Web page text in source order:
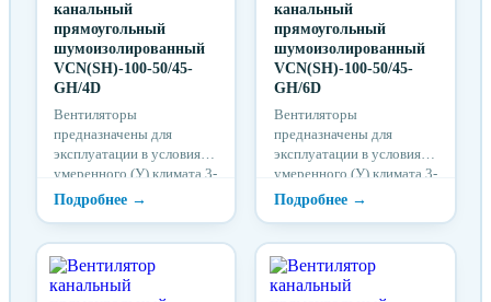
канальный
прямоугольный
шумоизолированный
VCN(SH)-100-50/45-
GH/4D
Вентиляторы
предназначены для
эксплуатации в условиях
умеренного (У) климата 3-
й категории размещения
по ГОСТ 15150 при
кислотных, щелочных и
других агрессивных
примесей, при
канальный
прямоугольный
шумоизолированный
VCN(SH)-100-50/45-
GH/6D
Вентиляторы
предназначены для
эксплуатации в условиях
умеренного (У) климата 3-
й категории размещения
по ГОСТ 15150 при
кислотных, щелочных и
других агрессивных
примесей, при